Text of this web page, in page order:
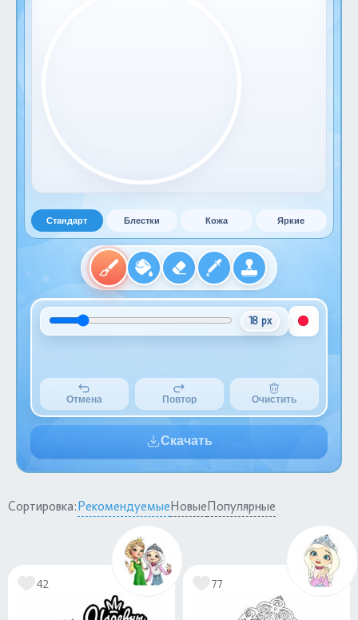
Стандарт Блестки Кожа Яркие
18 px
Отмена Повтор Очистить
Скачать
Сортировка:РекомендуемыеНовыеПопулярные
42 77